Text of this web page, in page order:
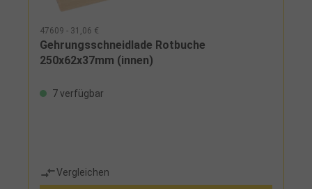
47609 - 31,06 €
Gehrungsschneidlade Rotbuche
250x62x37mm (innen)
7 verfügbar
Vergleichen